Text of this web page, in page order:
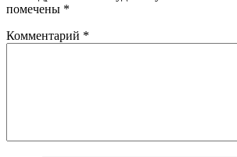
помечены *
Комментарий *